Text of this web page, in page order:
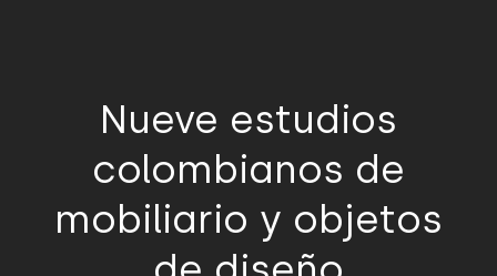
Nueve estudios
colombianos de
mobiliario y objetos